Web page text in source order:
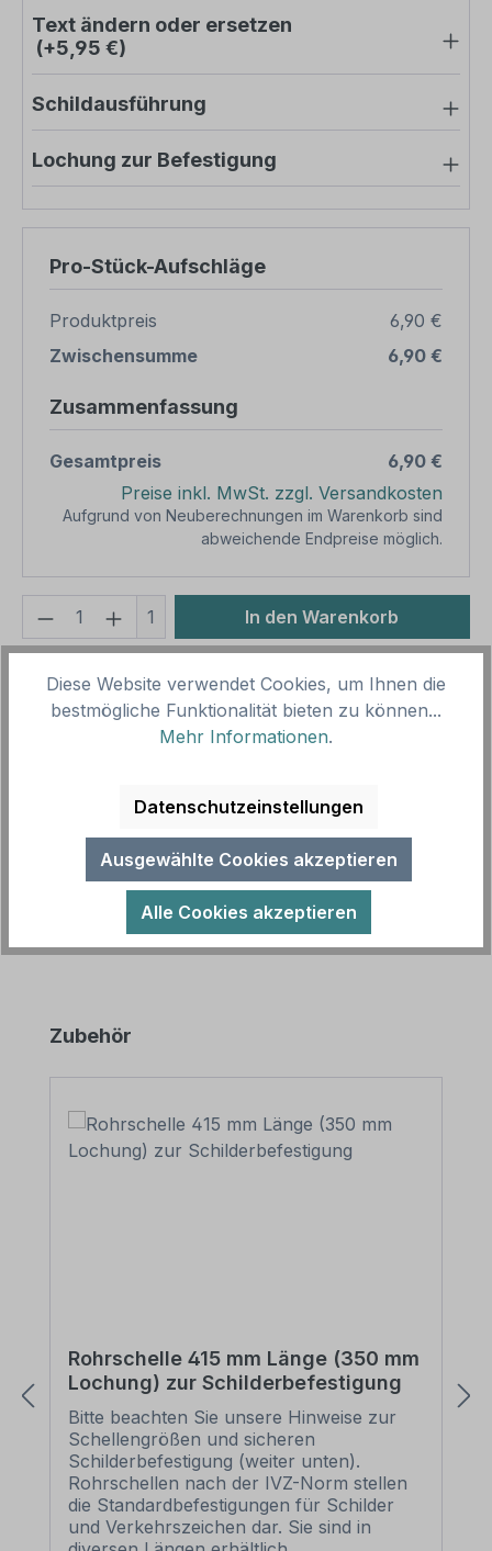
Text ändern oder ersetzen
(+5,95 €)
Schildausführung
Lochung zur Befestigung
Pro-Stück-Aufschläge
Produktpreis
6,90 €
Zwischensumme
6,90 €
Zusammenfassung
Gesamtpreis
6,90 €
Preise inkl. MwSt. zzgl. Versandkosten
Aufgrund von Neuberechnungen im Warenkorb sind
abweichende Endpreise möglich.
Produkt Anzahl: Gib den
1 In den Warenkorb
Vorlagenummer:
GEB-02-K
Gebotszeichen Augen-, Kopf- und Gehörschutz
benutzen nach älterer Norm oder praxisbewährt
als Kombinationsschild mit Zusatzt…Mehr
Produktgalerie überspringen
Zubehör
Rohrschelle 415 mm Länge (350 mm
Lochung) zur Schilderbefestigung
Bitte beachten Sie unsere Hinweise zur
Schellengrößen und sicheren
Schilderbefestigung (weiter unten).
Rohrschellen nach der IVZ-Norm stellen
die Standardbefestigungen für Schilder
und Verkehrszeichen dar. Sie sind in
Diese Website verwendet Cookies, um Ihnen die
bestmögliche Funktionalität bieten zu können...
Mehr Informationen.
Datenschutzeinstellungen
Ausgewählte Cookies akzeptieren
Alle Cookies akzeptieren